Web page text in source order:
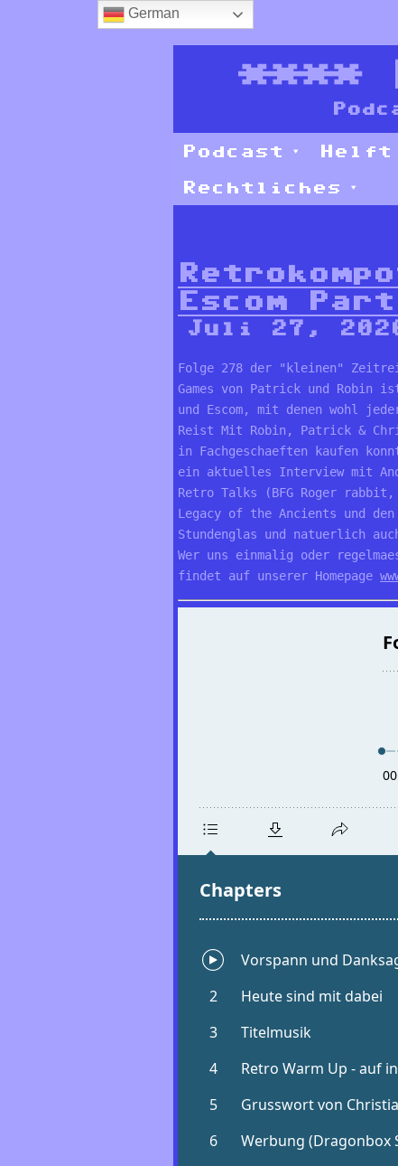
****
Podcast Helft
Rechtliches
Escom
Juli 27,
Folge 278 der "kleinen"
Games von Patrick und Robin
und Escom, mit denen wohl
Reist Mit Robin, Patrick &
in Fachgeschaeften kaufen
ein aktuelles Interview mit
Retro Talks (BFG Roger
Legacy of the Ancients und
Stundenglas und natuerlich
Wer uns einmalig oder
findet auf unserer Homepage
German